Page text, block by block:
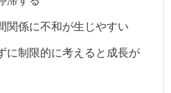
関係に不和が生じやすい
に制限的に考えると成長が